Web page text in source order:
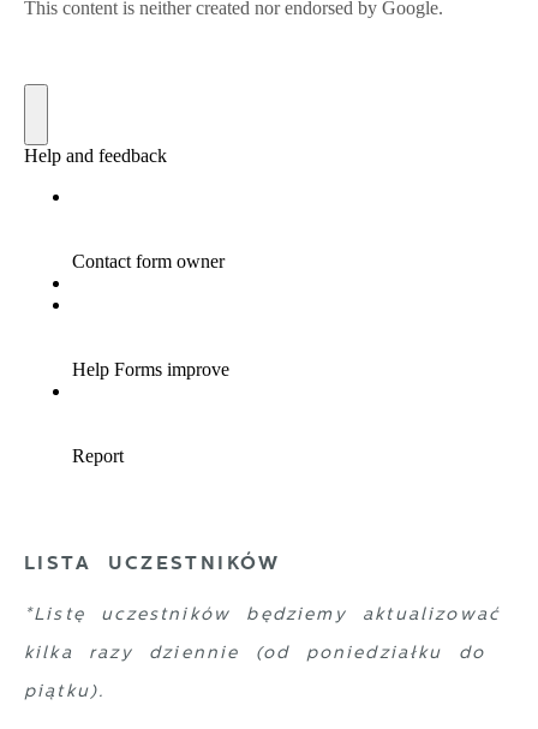
LISTA UCZESTNIKÓW
*Listę uczestników będziemy aktualizować
kilka razy dziennie (od poniedziałku do
piątku).